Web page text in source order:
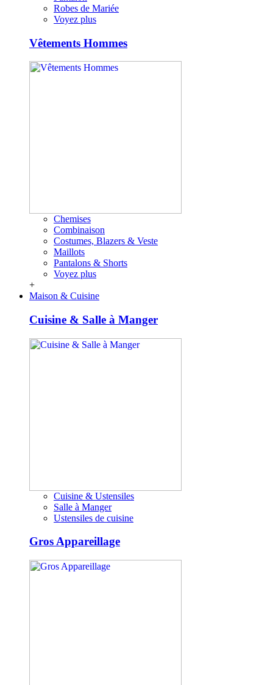
Robes de Mariée
Voyez plus
Vêtements Hommes
Chemises
Combinaison
Costumes, Blazers & Veste
Maillots
Pantalons & Shorts
Voyez plus
+
Maison & Cuisine
Cuisine & Salle à Manger
Cuisine & Ustensiles
Salle à Manger
Ustensiles de cuisine
Gros Appareillage